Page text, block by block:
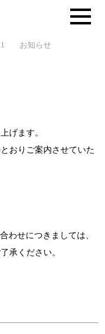
お知らせ
げます。
おりご案内させていた
わせにつきましては、
承ください。